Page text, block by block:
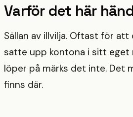
Varför det här
Sällan av illvilja. Oftast för
satte upp kontona i sitt eget
löper på märks det inte. Det
finns där.